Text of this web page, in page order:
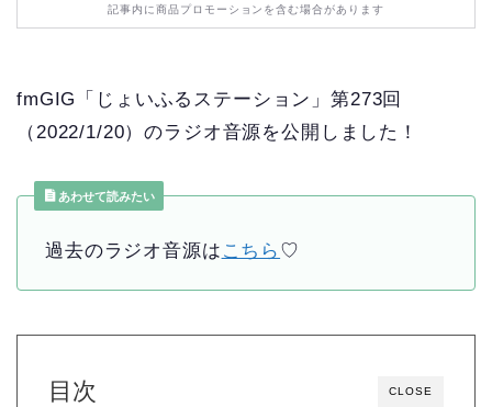
記事内に商品プロモーションを含む場合があります
fmGIG「じょいふるステーション」第273回
（2022/1/20）のラジオ音源を公開しました！
あわせて読みたい
過去のラジオ音源は こちら ♡
CLOSE
目次